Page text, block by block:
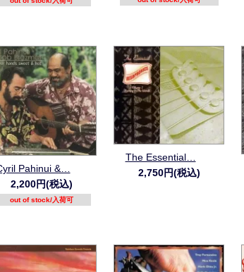
Pahinui &…
2,200円(税込)
out of stock/入荷可
The Essential…
2,750円(税込)